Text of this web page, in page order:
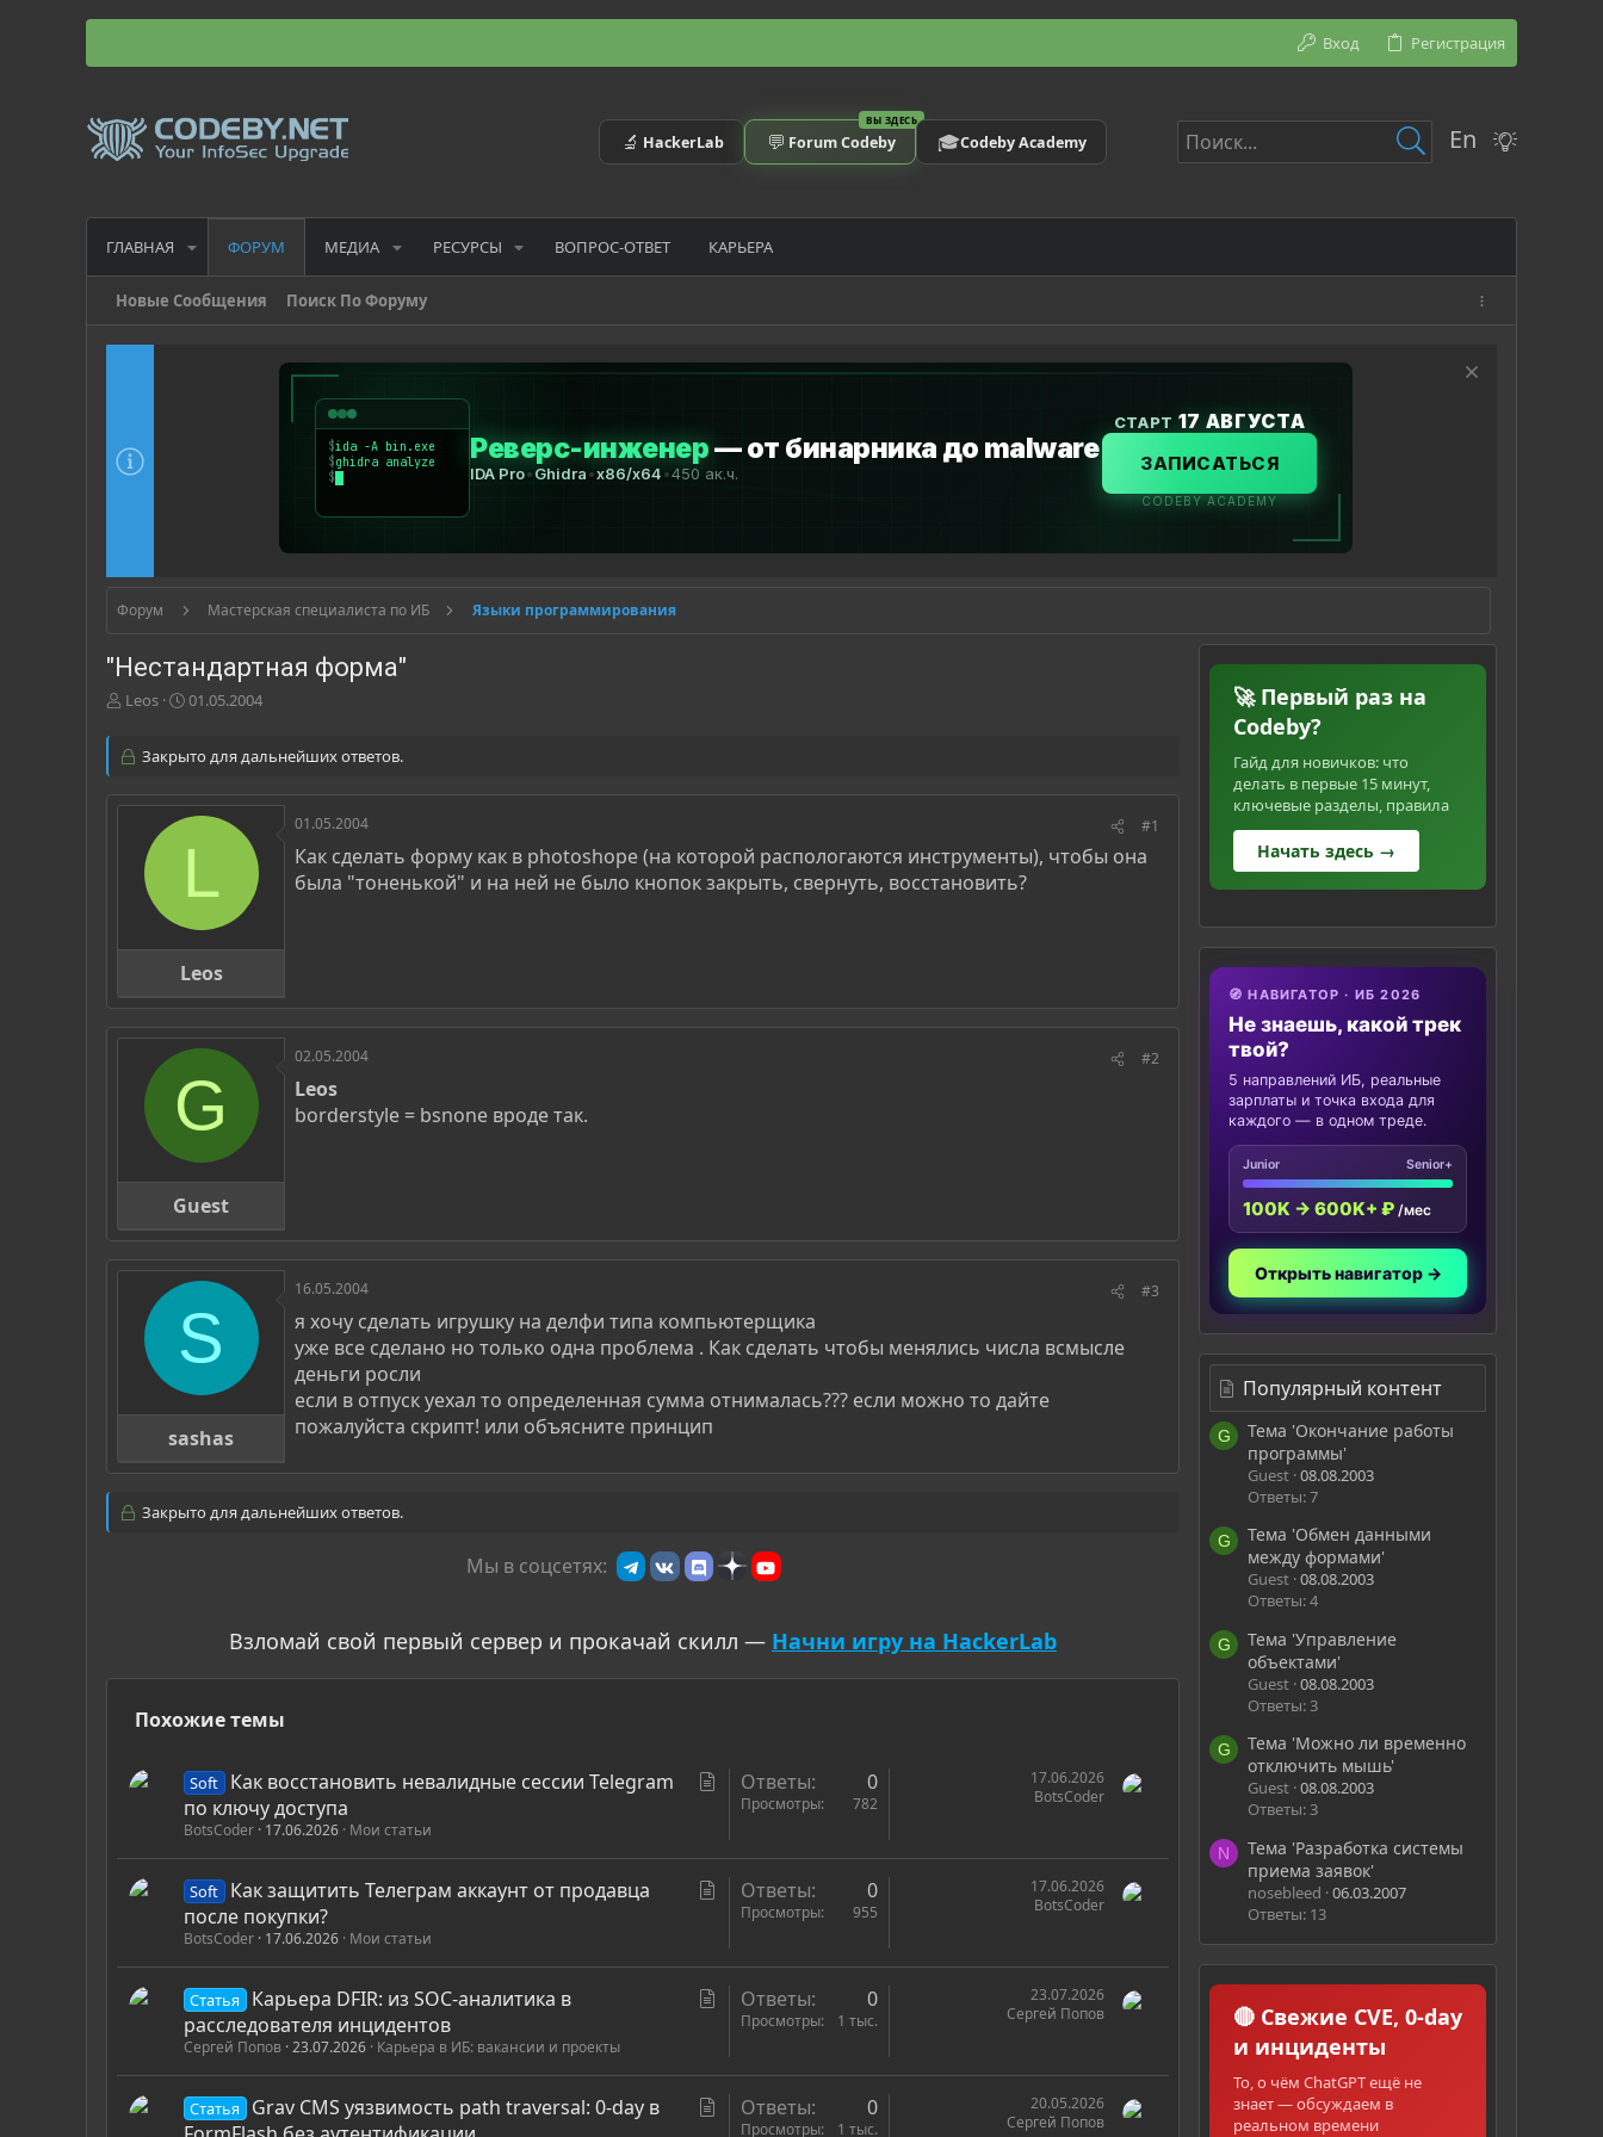
Вход Регистрация
🔬 HackerLab
ВЫ ЗДЕСЬ
💬 Forum Codeby 🎓Codeby Academy En
ГЛАВНАЯ ФОРУМ МЕДИА РЕСУРСЫ ВОПРОС-ОТВЕТ КАРЬЕРА
Новые Сообщения Поиск По Форуму
Форум Мастерская специалиста по ИБ Языки программирования
"Нестандартная форма"
А
о
т
Leos
Д
а
а
а
а
01.05.2004
Закрыто для дальнейших ответов.
L
Leos
01.05.2004 #1
Как сделать форму как в photoshope (на которой распологаются инструменты), чтобы она
была "тоненькой" и на ней не было кнопок закрыть, свернуть, восстановить?
G
Guest
02.05.2004 #2
Leos
borderstyle = bsnone вроде так.
S
sashas
16.05.2004 #3
я хочу сделать игрушку на делфи типа компьютерщика
уже все сделано но только одна проблема . Как сделать чтобы менялись числа всмысле
деньги росли
если в отпуск уехал то определенная сумма отнималась??? если можно то дайте
пожалуйста скрипт! или объясните принцип
Закрыто для дальнейших ответов.
Мы в соцсетях:
Взломай свой первый сервер и прокачай скилл — Начни игру на HackerLab
Похожие темы
т
Soft
Как восстановить невалидные сессии Telegram
по ключу доступа
BotsCoder 17.06.2026 Мои статьи
Ответы 0
Просмотры 782
17.06.2026
BotsCoder
т
Soft
Как защитить Телеграм аккаунт от продавца
после покупки?
BotsCoder 17.06.2026 Мои статьи
Ответы 0
Просмотры 955
17.06.2026
BotsCoder
т
Статья
Карьера DFIR: из SOC-аналитика в
расследователя инцидентов
Сергей Попов 23.07.2026 Карьера в ИБ: вакансии и проекты
Ответы 0
Просмотры 1 тыс.
23.07.2026
Сергей Попов
Статья
Grav CMS уязвимость path traversal: 0-day в
Ответы 0
Просмотры 1 тыс.
20.05.2026
Сергей Попов
🚀 Первый раз на
Codeby?
Гайд для новичков: что
делать в первые 15 минут,
ключевые разделы, правила
Начать здесь →
🧭 НАВИГАТОР · ИБ 2026
Не знаешь, какой трек
твой?
5 направлений ИБ, реальные
зарплаты и точка входа для
каждого — в одном треде.
Junior Senior+
100K → 600K+ ₽ /мес
Открыть навигатор →
Популярный контент
G
Тема 'Окончание работы
программы'
Guest 08.08.2003
Ответы: 7
G
Тема 'Обмен данными
между формами'
Guest 08.08.2003
Ответы: 4
G
Тема 'Управление
объектами'
Guest 08.08.2003
Ответы: 3
G
Тема 'Можно ли временно
отключить мышь'
Guest 08.08.2003
Ответы: 3
N
Тема 'Разработка системы
приема заявок'
nosebleed 06.03.2007
Ответы: 13
🔴 Свежие CVE, 0-day
и инциденты
То, о чём ChatGPT ещё не
знает — обсуждаем в
реальном времени